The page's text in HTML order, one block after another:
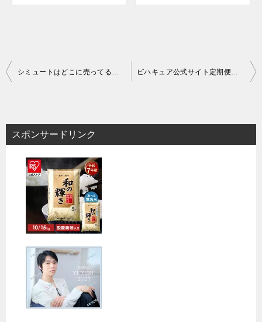
投
ビ
ゲ
シミュートはどこに売ってる？ドンキやドラッグストアなどの販売店での市販状況を調査！ ビハキュア公式サイト定期便の解約方法は？メールや電話での問い合わせ先や解約・退会時の注意点などご案内！
スポンサードリンク